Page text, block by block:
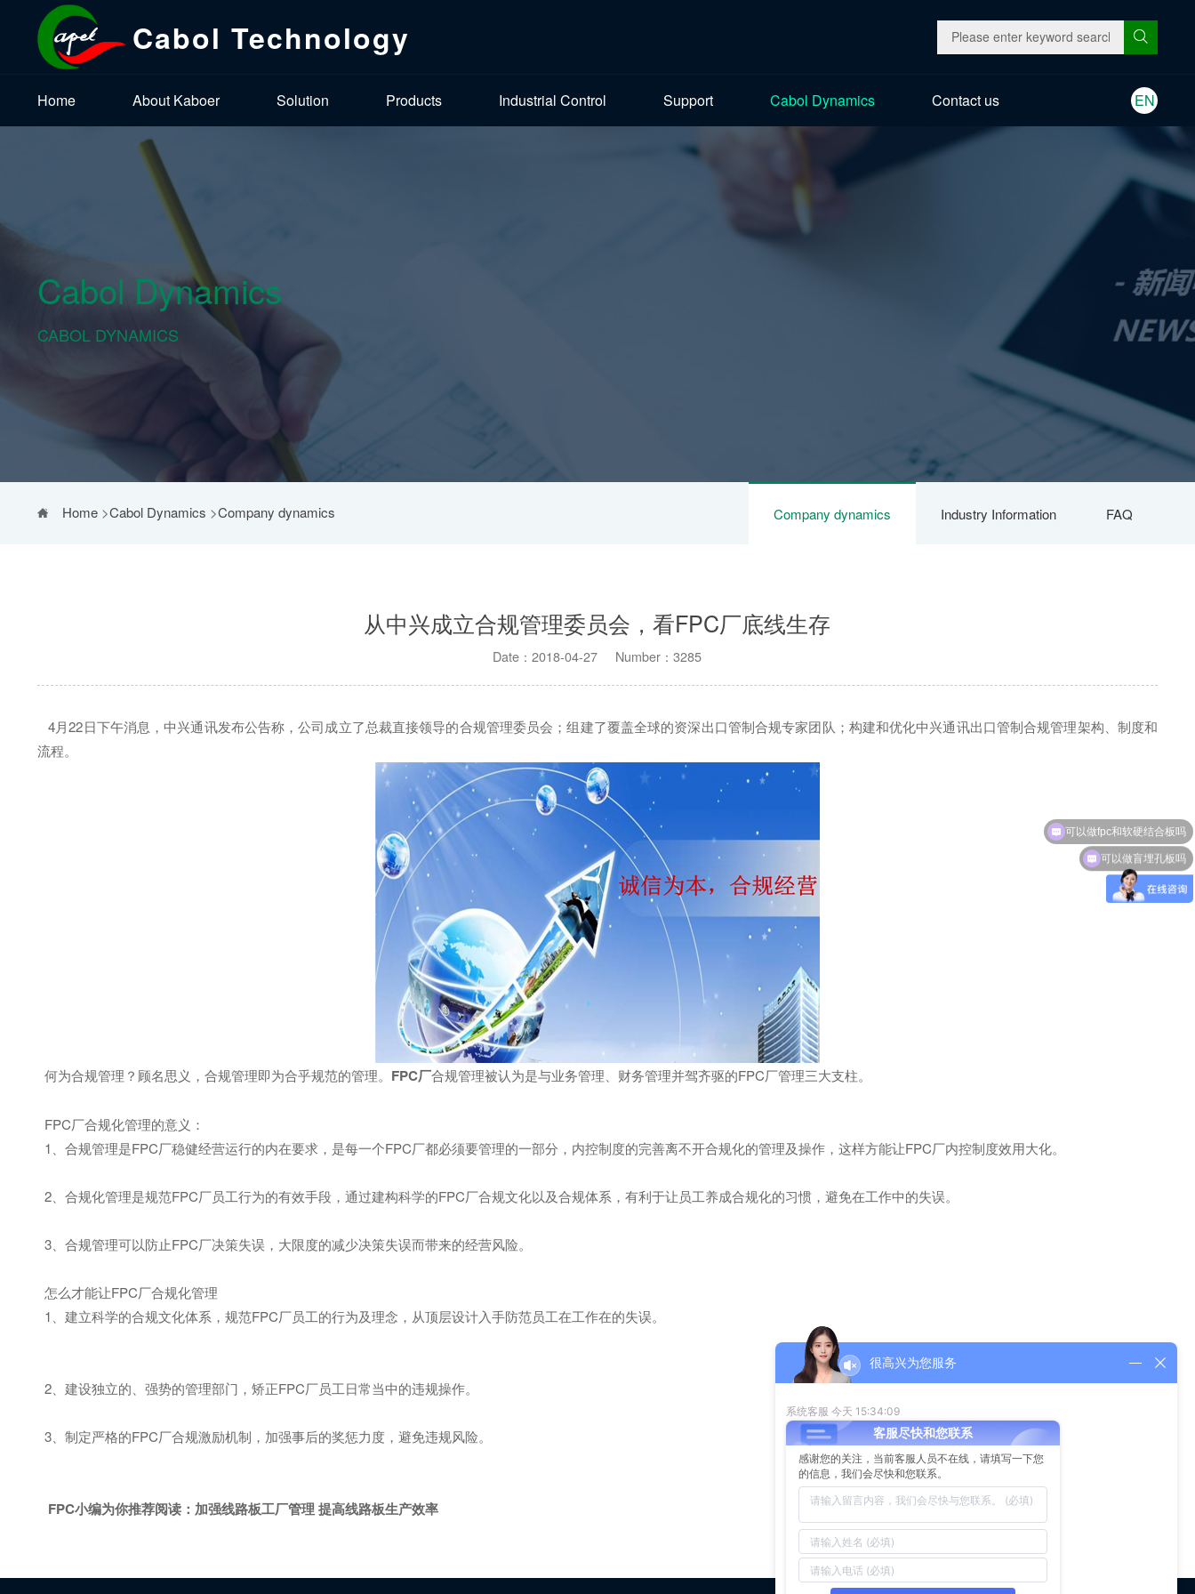
Cabol Technology
Home About Kaboer Solution Products Industrial Control Support Cabol Dynamics Contact us EN
Cabol Dynamics
CABOL DYNAMICS
Company dynamics Industry Information FAQ
Home>Cabol Dynamics >Company dynamics
从中兴成立合规管理委员会，看FPC厂底线生存
Date：2018-04-27 Number：3285
4月22日下午消息，中兴通讯发布公告称，公司成立了总裁直接领导的合规管理委员会；组建了覆盖全球的资深出口管制合规专家团队；构建和优化中兴通讯出口管制合规管理架构、制度和
流程。
何为合规管理？顾名思义，合规管理即为合乎规范的管理。 FPC厂合规管理被认为是与业务管理、财务管理并驾齐驱的FPC厂管理三大支柱。
FPC厂合规化管理的意义：
1、合规管理是FPC厂稳健经营运行的内在要求，是每一个FPC厂都必须要管理的一部分，内控制度的完善离不开合规化的管理及操作，这样方能让FPC厂内控制度效用大化。
2、合规化管理是规范FPC厂员工行为的有效手段，通过建构科学的FPC厂合规文化以及合规体系，有利于让员工养成合规化的习惯，避免在工作中的失误。
3、合规管理可以防止FPC厂决策失误，大限度的减少决策失误而带来的经营风险。
怎么才能让FPC厂合规化管理
1、建立科学的合规文化体系，规范FPC厂员工的行为及理念，从顶层设计入手防范员工在工作在的失误。
2、建设独立的、强势的管理部门，矫正FPC厂员工日常当中的违规操作。
3、制定严格的FPC厂合规激励机制，加强事后的奖惩力度，避免违规风险。
FPC小编为你推荐阅读： 加强线路板工厂管理 提高线路板生产效率
可以做盲埋孔板吗
很高兴为您服务